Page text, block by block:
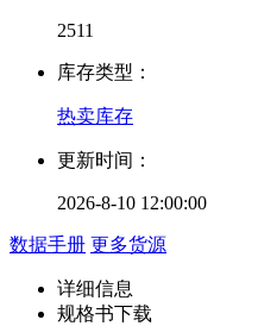
2511
库存类型：
热卖库存
更新时间：
2026-8-10 12:00:00
数据手册 更多货源
详细信息
规格书下载